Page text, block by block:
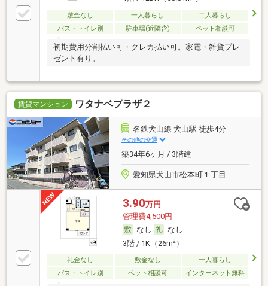
敷金なし 一人暮らし
二人暮らし
バス・トイレ別
駐車場(近隣含) ペット相談可
初期費用分割払い可・クレカ払い可。家電・雑貨プレ
ゼント有り。
賃貸マンション ワタナベプラザ２
名鉄犬山線 犬山駅 徒歩4分
その他の交通
築34年6ヶ月 / 3階建
愛知県犬山市松本町１丁目
3.90万円
管理費4,500円
なし
なし
3階 / 1K（26m2）
礼金なし 敷金なし
一人暮らし
バス・トイレ別
ペット相談可 インターネット無料